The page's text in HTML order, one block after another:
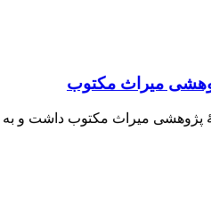
میراث مکتوب
پژوهشی میراث مکتوب